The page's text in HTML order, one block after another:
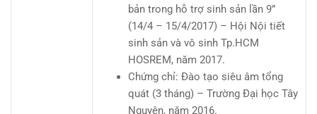
bản trong hỗ trợ sinh sản lần 9”
(14/4 – 15/4/2017) – Hội Nội tiết
sinh sản và vô sinh Tp.HCM
HOSREM, năm 2017.
Chứng chỉ: Đào tạo siêu âm tổng
quát (3 tháng) – Trường Đại học Tây
Nguyên, năm 2016.